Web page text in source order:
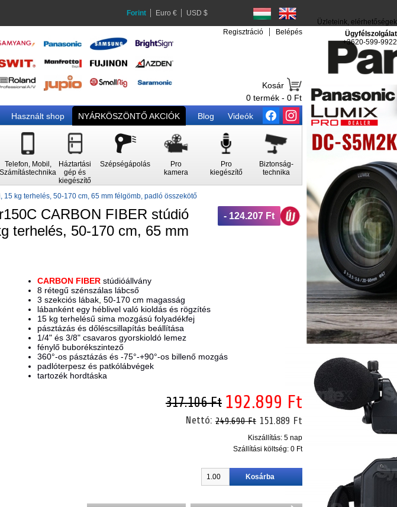
Forint Euro € USD $
Regisztráció Belépés
Kosár
0 termék - 0 Ft
Használt shop NYÁRKÖSZÖNTŐ AKCIÓK Blog Videók
Telefon, Mobil,
Számítástechnika
Háztartási
gép és
kiegészítő
Szépségápolás
Pro
kamera
Pro
kiegészítő
Biztonság-
technika
Üzleteink, elérhetőségek
Ügyfélszolgálat
+3620-599-9922
kg terhelés, 50-170 cm, 65 mm félgömb, padló összekötő
CARBON FIBER stúdió
terhelés, 50-170 cm, 65 mm
- 124.207 Ft
CARBON FIBERstúdióállvány
8 rétegű szénszálas lábcső
3 szekciós lábak, 50-170 cm magasság
lábanként egy héblivel való kioldás és rögzítés
15 kg terhelésű sima mozgású folyadékfej
pásztázás és dőléscsillapítás beállítása
1/4" és 3/8" csavaros gyorskioldó lemez
fénylő buborékszintező
360°-os pásztázás és -75°-+90°-os billenő mozgás
padlóterpesz és patkólábvégek
tartozék hordtáska
317.106 Ft 192.899 Ft
Nettó: 249.690 Ft 151.889 Ft
Kiszállítás: 5 nap
Szállítási költség:0 Ft